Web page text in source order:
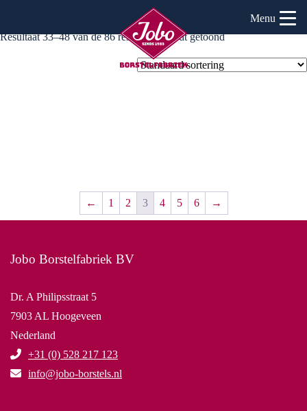
Menu
Resultaat 33–48 van de 86 resultaten wordt getoond
← 1 2 3 4 5 6 →
Jobo Borstelfabriek BV
Dr. A Philipsstraat 5
7903 AL Hoogeveen
Nederland
+31 (0) 528 217 123
info@jobo-borstels.nl